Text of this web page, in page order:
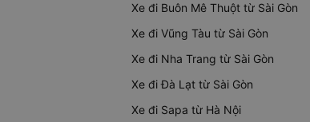
Xe đi Buôn Mê Thuột từ Sài Gòn
Xe đi Vũng Tàu từ Sài Gòn
Xe đi Nha Trang từ Sài Gòn
Xe đi Đà Lạt từ Sài Gòn
Xe đi Sapa từ Hà Nội